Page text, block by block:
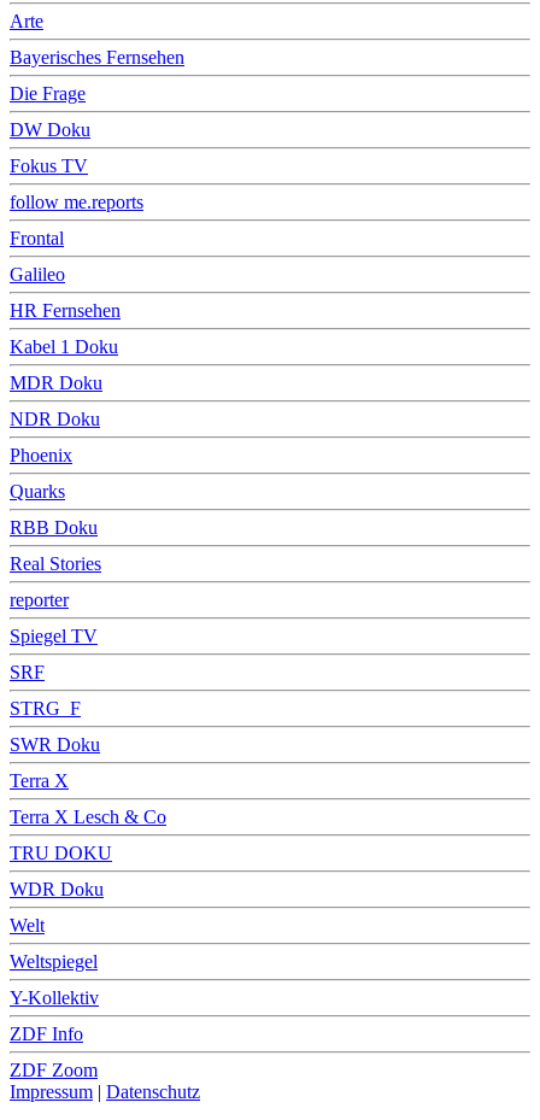
Arte
Bayerisches Fernsehen
Die Frage
DW Doku
Fokus TV
follow me.reports
Frontal
Galileo
HR Fernsehen
Kabel 1 Doku
MDR Doku
NDR Doku
Phoenix
Quarks
RBB Doku
Real Stories
reporter
Spiegel TV
SRF
STRG_F
SWR Doku
Terra X
Terra X Lesch & Co
TRU DOKU
WDR Doku
Welt
Weltspiegel
Y-Kollektiv
ZDF Info
ZDF Zoom
Impressum | Datenschutz